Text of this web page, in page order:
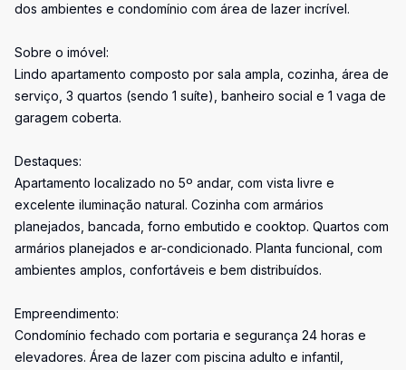
dos ambientes e condomínio com área de lazer incrível.
Sobre o imóvel:
Lindo apartamento composto por sala ampla, cozinha, área de
serviço, 3 quartos (sendo 1 suíte), banheiro social e 1 vaga de
garagem coberta.
Destaques:
Apartamento localizado no 5º andar, com vista livre e
excelente iluminação natural. Cozinha com armários
planejados, bancada, forno embutido e cooktop. Quartos com
armários planejados e ar-condicionado. Planta funcional, com
ambientes amplos, confortáveis e bem distribuídos.
Empreendimento:
Condomínio fechado com portaria e segurança 24 horas e
elevadores. Área de lazer com piscina adulto e infantil,